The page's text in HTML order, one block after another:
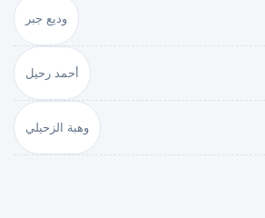
وديع جبر
أحمد رحيل
وهبة الزحيلي